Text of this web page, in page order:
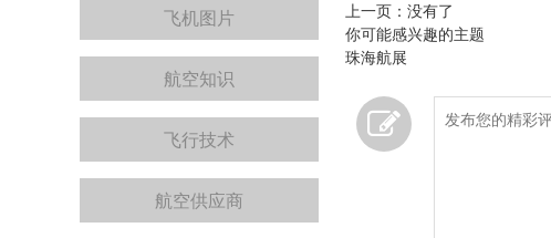
飞机图片
航空知识
飞行技术
航空供应商
上一页：没有了
你可能感兴趣的主题
珠海航展